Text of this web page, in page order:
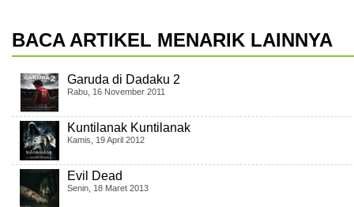
BACA ARTIKEL MENARIK LAINNYA
Garuda di Dadaku 2
Rabu, 16 November 2011
Kuntilanak Kuntilanak
Kamis, 19 April 2012
Evil Dead
Senin, 18 Maret 2013